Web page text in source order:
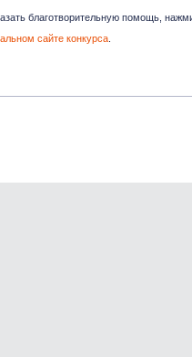
благотворительную помощь,
сайте конкурса